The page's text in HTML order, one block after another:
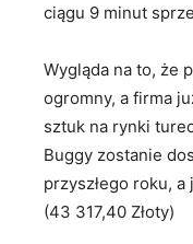
ciągu 9 minut
Wygląda na to, że
ogromny, a firma
sztuk na rynki
Buggy zostanie
przyszłego roku,
(43 317,40 Złoty)